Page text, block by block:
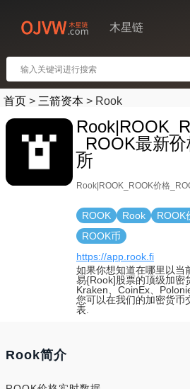
木星链
首页 > 三箭资本 > Rook
_ROOK最新
所
Rook|ROOK_ROOK价格
ROOK Rook ROOK
ROOK币
https://app.rook.fi
如果你想知道在哪里以当
易{Rook]股票的顶级加密
Kraken、CoinEx、
您可以在我们的加密货币
表.
Rook简介